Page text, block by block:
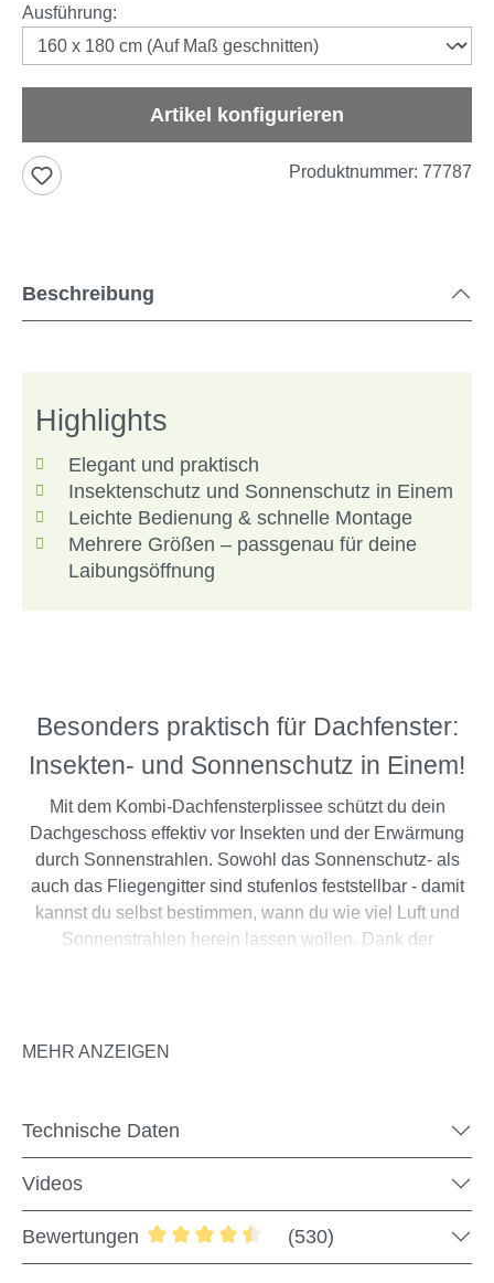
Ausführungauswählen
:
Artikel konfigurieren
Produktnummer: 77787
Beschreibung
Highlights
Elegant und praktisch
Insektenschutz und Sonnenschutz in Einem
Leichte Bedienung & schnelle Montage
Mehrere Größen – passgenau für deine
Laibungsöffnung
Besonders praktisch für Dachfenster:
Insekten- und Sonnenschutz in Einem!
Mit dem Kombi-Dachfensterplissee schützt du dein
Dachgeschoss effektiv vor Insekten und der Erwärmung
durch Sonnenstrahlen. Sowohl das Sonnenschutz- als
auch das Fliegengitter sind stufenlos feststellbar - damit
kannst du selbst bestimmen, wann du wie viel Luft und
Sonnenstrahlen herein lassen wollen. Dank der
Auflagefläche von 5 cm seitlich sowie 3 cm oben
des Fensters stets kleiner sein muss als das
MEHR ANZEIGEN
Technische Daten
Videos
Bewertungen
Durchschnittliche Bewertung von 4.59
(530)